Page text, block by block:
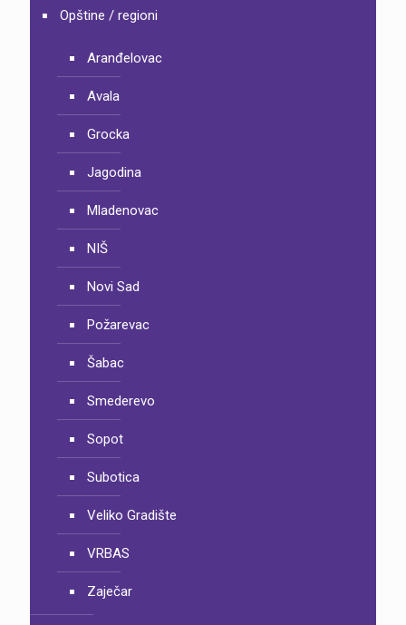
Opštine / regioni
Aranđelovac
Avala
Grocka
Jagodina
Mladenovac
NIŠ
Novi Sad
Požarevac
Šabac
Smederevo
Sopot
Subotica
Veliko Gradište
VRBAS
Zaječar